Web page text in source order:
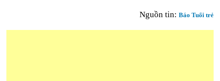
Nguồn tin: Báo Tuổi trẻ